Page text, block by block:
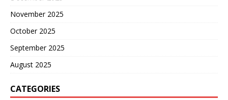
November 2025
October 2025
September 2025
August 2025
CATEGORIES